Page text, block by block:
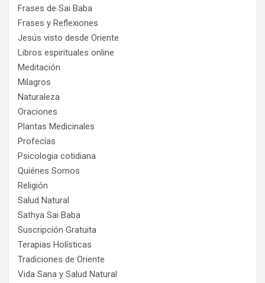
Frases de Sai Baba
Frases y Reflexiones
Jesús visto desde Oriente
Libros espirituales online
Meditación
Milagros
Naturaleza
Oraciones
Plantas Medicinales
Profecías
Psicologia cotidiana
Quiénes Somos
Religión
Salud Natural
Sathya Sai Baba
Suscripción Gratuita
Terapias Holísticas
Tradiciones de Oriente
Vida Sana y Salud Natural